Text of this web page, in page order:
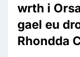
wrth i
gael eu
Rhondda